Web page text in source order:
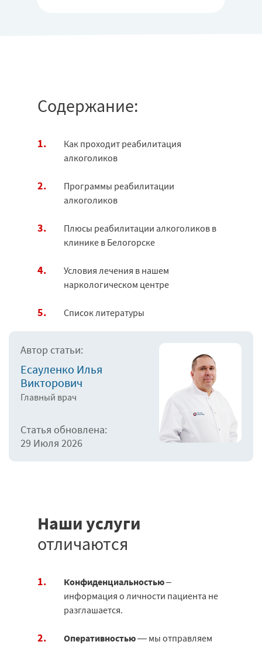
Содержание:
Как проходит реабилитация
алкоголиков
Программы реабилитации
алкоголиков
Плюсы реабилитации алкоголиков в
клинике в Белогорске
Условия лечения в нашем
наркологическом центре
Список литературы
Автор статьи:
Есауленко Илья
Викторович
Главный врач
Статья обновлена:
29 Июля 2026
Наши услуги
отличаются
Конфиденциальностью–
информация о личности пациента не
разглашается.
Оперативностью— мы отправляем